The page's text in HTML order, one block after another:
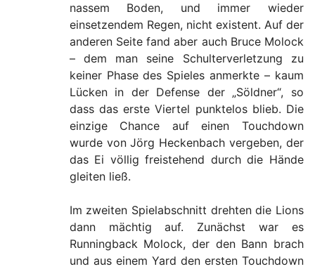
nassem Boden, und immer wieder
einsetzendem Regen, nicht existent. Auf der
anderen Seite fand aber auch Bruce Molock
– dem man seine Schulterverletzung zu
keiner Phase des Spieles anmerkte – kaum
Lücken in der Defense der „Söldner“, so
dass das erste Viertel punktelos blieb. Die
einzige Chance auf einen Touchdown
wurde von Jörg Heckenbach vergeben, der
das Ei völlig freistehend durch die Hände
gleiten ließ.
Im zweiten Spielabschnitt drehten die Lions
dann mächtig auf. Zunächst war es
Runningback Molock, der den Bann brach
und aus einem Yard den ersten Touchdown